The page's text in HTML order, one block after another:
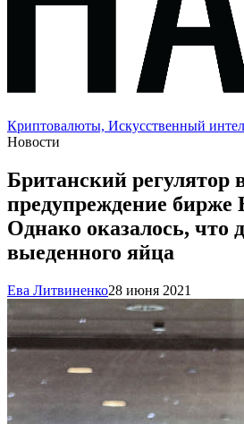
Криптовалюты, Искусственный
Новости
Британский регулятор
предупреждение бирже
Однако оказалось, что
выеденного яйца
Ева Литвиненко28 июня 2021